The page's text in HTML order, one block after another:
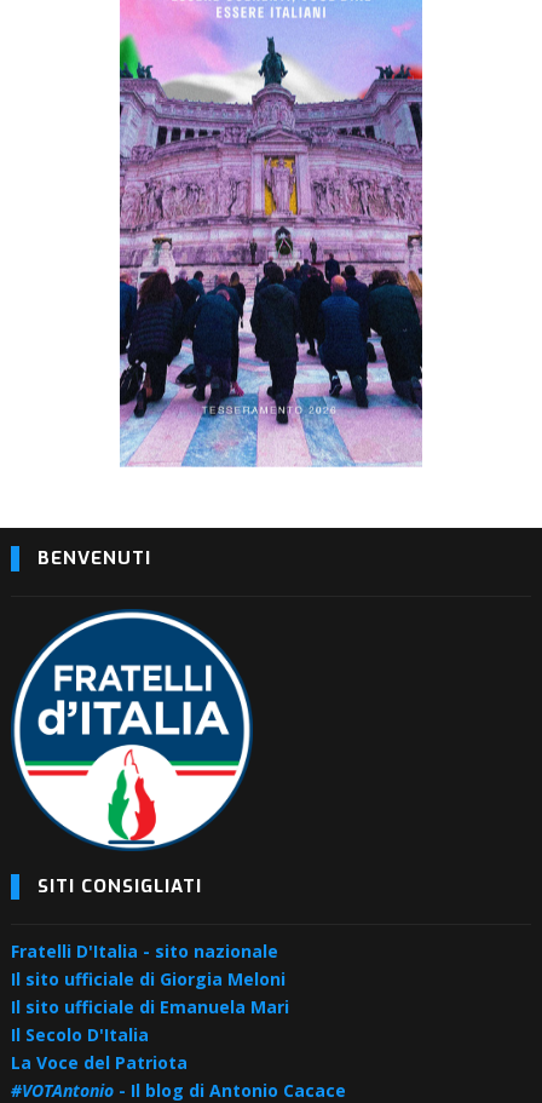
BENVENUTI
SITI CONSIGLIATI
Fratelli D'Italia - sito nazionale
Il sito ufficiale di Giorgia Meloni
Il sito ufficiale di Emanuela Mari
Il Secolo D'Italia
La Voce del Patriota
#VOTAntonio- Il blog di Antonio Cacace